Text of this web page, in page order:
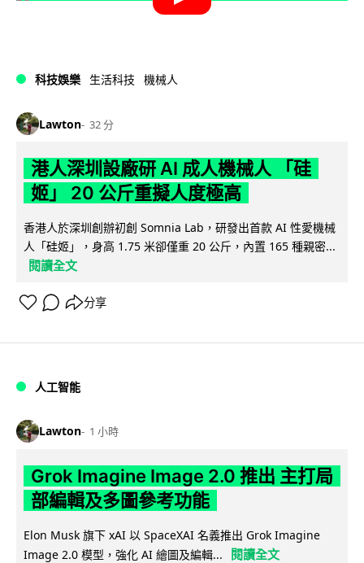
科技娛樂 生活科技 機械人
Lawton 32 分
港人深圳設廠研 AI 成人機械人 「硅
姬」 20 公斤重擬人度極高
香港人於深圳創辦初創 Somnia Lab，研發出首款 AI 性愛機械
人「硅姬」，身高 1.75 米卻僅重 20 公斤，內置 165 種親密...
閱讀全文
分享
人工智能
Lawton 1 小時
Grok Imagine Image 2.0 推出 主打局
部編輯及多圖參考功能
Elon Musk 旗下 xAI 以 SpaceXAI 名義推出 Grok Imagine
Image 2.0 模型，強化 AI 繪圖及編輯...
閱讀全文